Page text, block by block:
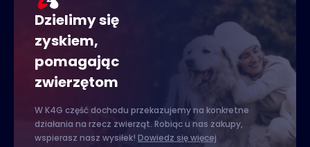
Dzielimy się
zyskiem,
pomagając
zwierzętom
W K4G część dochodu przekazujemy na konkretne
działania na rzecz zwierząt. Robiąc u nas zakupy,
wspierasz nasz wysiłek! Dowiedz się więcej